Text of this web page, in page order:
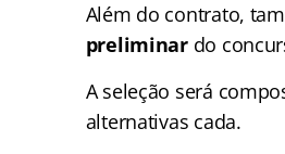
Além do contrato,
preliminardo
A seleção será
alternativas cada.